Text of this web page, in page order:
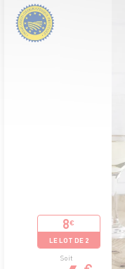
8€
LE LOT DE 2
Soit